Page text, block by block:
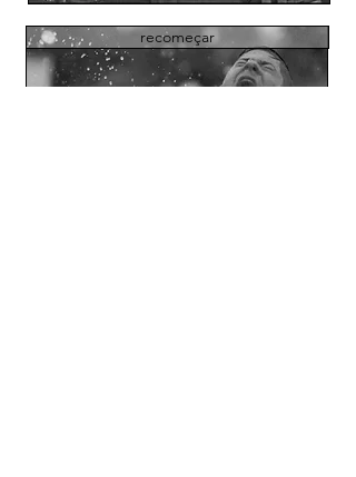
recomeçar